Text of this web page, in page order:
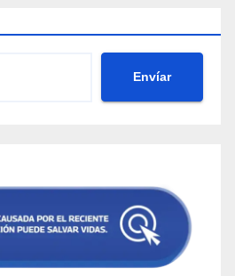
Envíar